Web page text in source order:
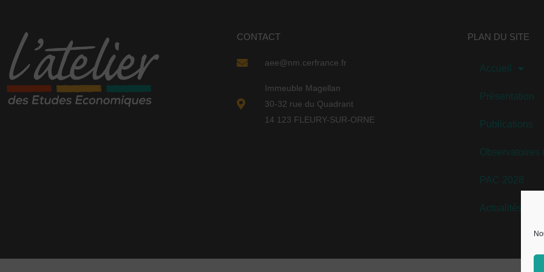
CONTACT
aee@nm.cerfrance.fr
Immeuble Magellan
30-32 rue du Quadrant
14 123 FLEURY-SUR-ORNE
PLAN DU SITE
Accueil
Présentation
Publications
Observatoires
PAC 2028
Actualités /